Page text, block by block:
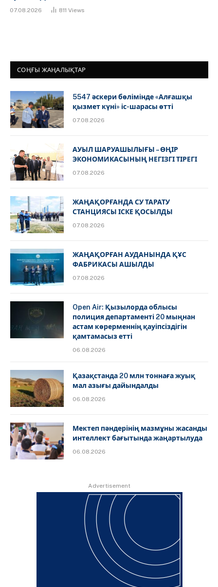
07.08.2026 811 Views
СОҢҒЫ ЖАҢАЛЫҚТАР
5547 әскери бөлімінде «Алғашқы
қызмет күні» іс-шарасы өтті
07.08.2026
АУЫЛ ШАРУАШЫЛЫҒЫ – ӨҢІР
ЭКОНОМИКАСЫНЫҢ НЕГІЗГІ ТІРЕГІ
07.08.2026
ЖАҢАҚОРҒАНДА СУ ТАРАТУ
СТАНЦИЯСЫ ІСКЕ ҚОСЫЛДЫ
07.08.2026
ЖАҢАҚОРҒАН АУДАНЫНДА ҚҰС
ФАБРИКАСЫ АШЫЛДЫ
07.08.2026
Open Air: Қызылорда облысы
полиция департаменті 20 мыңнан
астам көрерменнің қауіпсіздігін
қамтамасыз етті
06.08.2026
Қазақстанда 20 млн тоннаға жуық
мал азығы дайындалды
06.08.2026
Мектеп пәндерінің мазмұны жасанды
интеллект бағытында жаңартылуда
06.08.2026
Advertisement